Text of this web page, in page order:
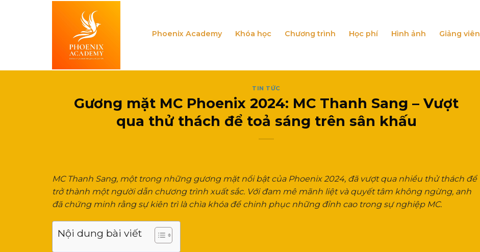
Phoenix Academy Khóa học Chương trình Học phí Hình ảnh Giảng viên
TIN TỨC
Gương mặt MC Phoenix 2024: MC Thanh Sang – Vượt
qua thử thách để toả sáng trên sân khấu
MC Thanh Sang, một trong những gương mặt nổi bật của Phoenix 2024, đã vượt qua nhiều thử thách để
trở thành một người dẫn chương trình xuất sắc. Với đam mê mãnh liệt và quyết tâm không ngừng, anh
đã chứng minh rằng sự kiên trì là chìa khóa để chinh phục những đỉnh cao trong sự nghiệp MC.
Nội dung bài viết